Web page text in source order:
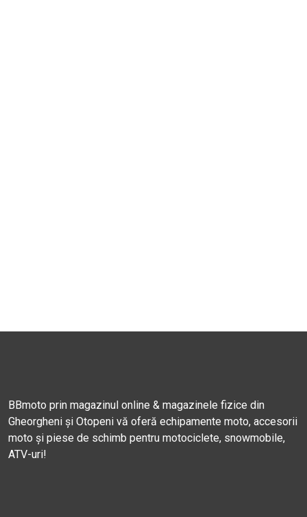
BBmoto prin magazinul online & magazinele fizice din
Gheorgheni și Otopeni vă oferă echipamente moto, accesorii
moto și piese de schimb pentru motociclete, snowmobile,
ATV-uri!